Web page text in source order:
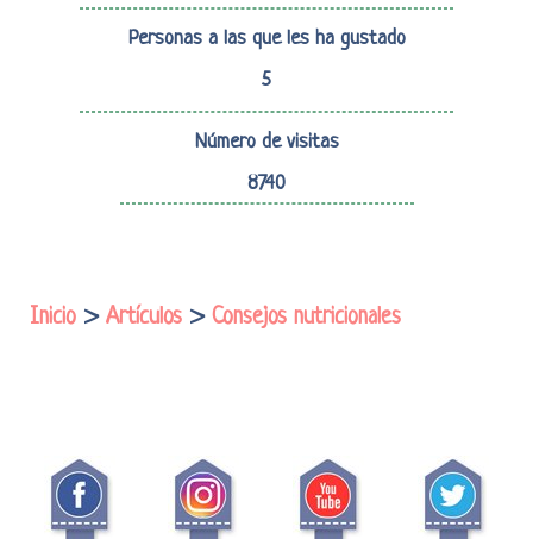
Personas a las que les ha gustado
5
Número de visitas
8740
Inicio > Artículos > Consejos nutricionales